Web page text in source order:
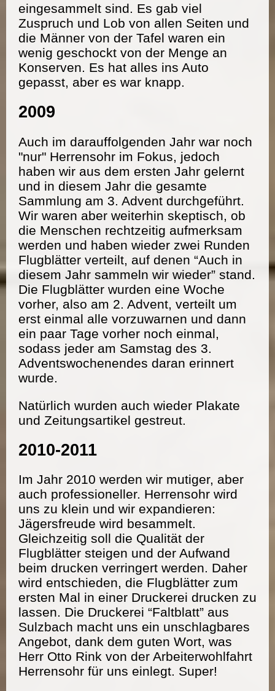
eingesammelt sind. Es gab viel
Zuspruch und Lob von allen Seiten und
die Männer von der Tafel waren ein
wenig geschockt von der Menge an
Konserven. Es hat alles ins Auto
gepasst, aber es war knapp.
2009
Auch im darauffolgenden Jahr war noch
"nur" Herrensohr im Fokus, jedoch
haben wir aus dem ersten Jahr gelernt
und in diesem Jahr die gesamte
Sammlung am 3. Advent durchgeführt.
Wir waren aber weiterhin skeptisch, ob
die Menschen rechtzeitig aufmerksam
werden und haben wieder zwei Runden
Flugblätter verteilt, auf denen “Auch in
diesem Jahr sammeln wir wieder” stand.
Die Flugblätter wurden eine Woche
vorher, also am 2. Advent, verteilt um
erst einmal alle vorzuwarnen und dann
ein paar Tage vorher noch einmal,
sodass jeder am Samstag des 3.
Adventswochenendes daran erinnert
wurde.
Natürlich wurden auch wieder Plakate
und Zeitungsartikel gestreut.
2010-2011
Im Jahr 2010 werden wir mutiger, aber
auch professioneller. Herrensohr wird
uns zu klein und wir expandieren:
Jägersfreude wird besammelt.
Gleichzeitig soll die Qualität der
Flugblätter steigen und der Aufwand
beim drucken verringert werden. Daher
wird entschieden, die Flugblätter zum
ersten Mal in einer Druckerei drucken zu
lassen. Die Druckerei “Faltblatt” aus
Sulzbach macht uns ein unschlagbares
Angebot, dank dem guten Wort, was
Herr Otto Rink von der Arbeiterwohlfahrt
Herrensohr für uns einlegt. Super!